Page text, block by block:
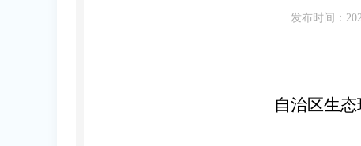
发布时间：
自治区生